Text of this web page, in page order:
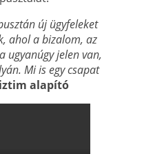
új ügyfeleket
ahol abizalom, az
ugyanúgy jelen van,
Mi is egy csapat
alapító